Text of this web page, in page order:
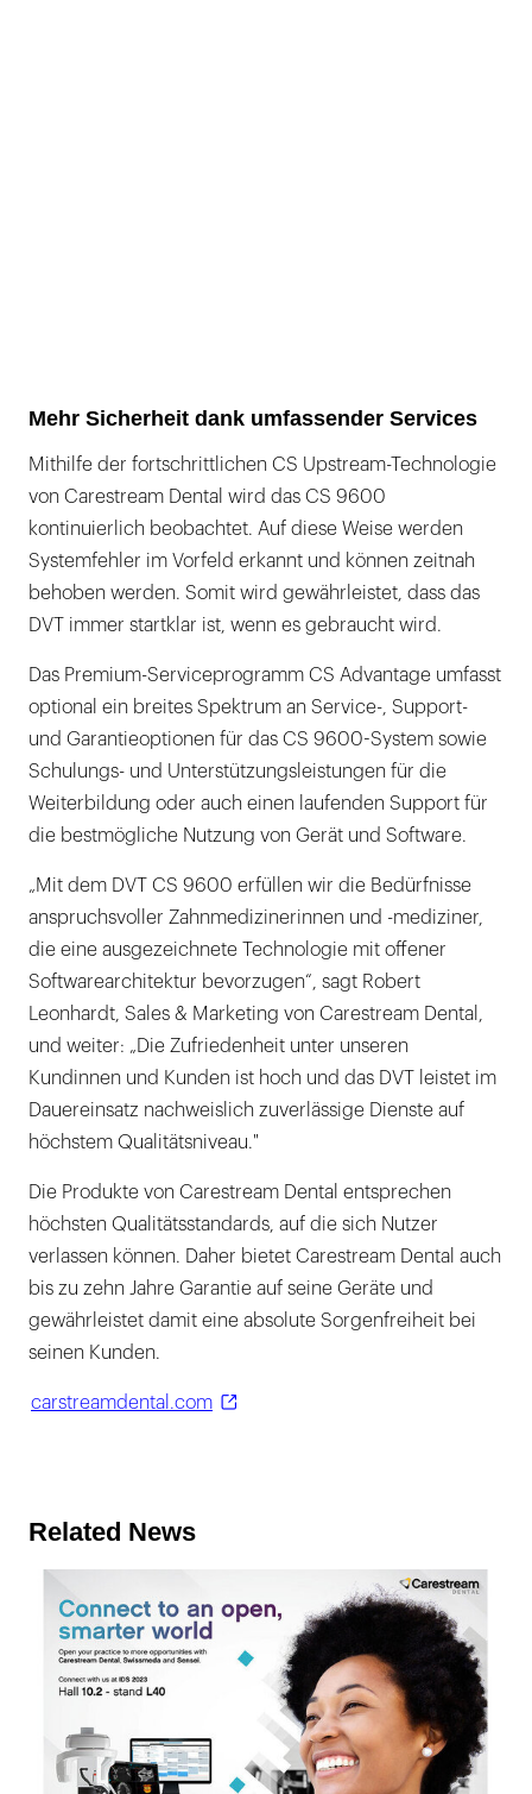
Mehr Sicherheit dank umfassender Services
Mithilfe der fortschrittlichen CS Upstream-Technologie
von Carestream Dental wird das CS 9600
kontinuierlich beobachtet. Auf diese Weise werden
Systemfehler im Vorfeld erkannt und können zeitnah
behoben werden. Somit wird gewährleistet, dass das
DVT immer startklar ist, wenn es gebraucht wird.
Das Premium-Serviceprogramm CS Advantage umfasst
optional ein breites Spektrum an Service-, Support-
und Garantieoptionen für das CS 9600-System sowie
Schulungs- und Unterstützungsleistungen für die
Weiterbildung oder auch einen laufenden Support für
die bestmögliche Nutzung von Gerät und Software.
„Mit dem DVT CS 9600 erfüllen wir die Bedürfnisse
anspruchsvoller Zahnmedizinerinnen und -mediziner,
die eine ausgezeichnete Technologie mit offener
Softwarearchitektur bevorzugen“, sagt Robert
Leonhardt, Sales & Marketing von Carestream Dental,
und weiter: „Die Zufriedenheit unter unseren
Kundinnen und Kunden ist hoch und das DVT leistet im
Dauereinsatz nachweislich zuverlässige Dienste auf
höchstem Qualitätsniveau."
Die Produkte von Carestream Dental entsprechen
höchsten Qualitätsstandards, auf die sich Nutzer
verlassen können. Daher bietet Carestream Dental auch
bis zu zehn Jahre Garantie auf seine Geräte und
gewährleistet damit eine absolute Sorgenfreiheit bei
seinen Kunden.
carstreamdental.com
Related News